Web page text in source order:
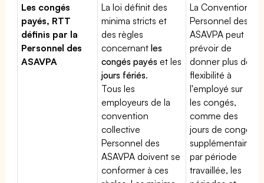
Les congés
payés, RTT
définis par la
Personnel des
ASAVPA
La loi définit des
minima stricts et
des règles
concernantles
congés payés et les
jours fériés.
Tous les
employeurs de la
convention
collective
Personnel des
ASAVPA doivent se
conformer à ces
La Convention
Personnel des
ASAVPA peut
prévoir de
donner plus de
flexibilité à
l'employé sur
les congés,
comme des
jours de congé
supplémentaires
par période
travaillée, les